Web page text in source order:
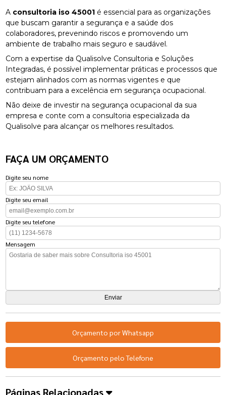
A consultoria iso 45001 é essencial para as organizações
que buscam garantir a segurança e a saúde dos
colaboradores, prevenindo riscos e promovendo um
ambiente de trabalho mais seguro e saudável.
Com a expertise da Qualisolve Consultoria e Soluções
Integradas, é possível implementar práticas e processos que
estejam alinhados com as normas vigentes e que
contribuam para a excelência em segurança ocupacional.
Não deixe de investir na segurança ocupacional da sua
empresa e conte com a consultoria especializada da
Qualisolve para alcançar os melhores resultados.
FAÇA UM ORÇAMENTO
Digite seu nome
Digite seu email
Digite seu telefone
Mensagem
Orçamento por Whatsapp
Orçamento pelo Telefone
Páginas Relacionadas